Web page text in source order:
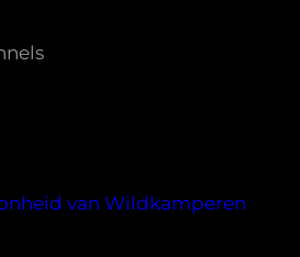
van Wildkamperen